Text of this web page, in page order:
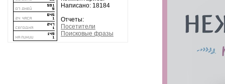
Написано: 18184
Отчеты:
Посетители
Поисковые фразы